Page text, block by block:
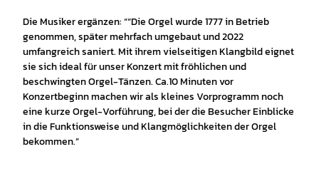
Die Musiker ergänzen: ““Die Orgel wurde 1777 in Betrieb
genommen, später mehrfach umgebaut und 2022
umfangreich saniert. Mit ihrem vielseitigen Klangbild eignet
sie sich ideal für unser Konzert mit fröhlichen und
beschwingten Orgel-Tänzen. Ca.10 Minuten vor
Konzertbeginn machen wir als kleines Vorprogramm noch
eine kurze Orgel-Vorführung, bei der die Besucher Einblicke
in die Funktionsweise und Klangmöglichkeiten der Orgel
bekommen.”